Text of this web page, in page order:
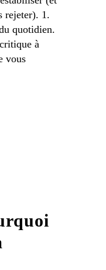
rejeter). 1.
quotidien.
à
vous